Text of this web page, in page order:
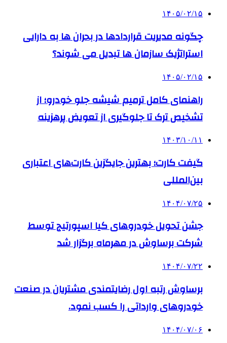
۱۴۰۵/۰۲/۱۵
چگونه مدیریت قراردادها در بحران ها به دارایی
استراتژیک سازمان ها تبدیل می شوند؟
۱۴۰۵/۰۲/۱۵
راهنمای کامل ترمیم شیشه جلو خودرو؛ از
تشخیص ترک تا جلوگیری از تعویض پرهزینه
۱۴۰۳/۱۰/۱۱
گیفت کارت؛ بهترین جایگزین کارت‌های اعتباری
بین‌المللی
۱۴۰۴/۰۷/۲۵
جشن تحویل خودروهای کیا اسپورتیج توسط
شرکت برساوش در مهرماه برگزار شد
۱۴۰۴/۰۷/۲۲
برساوش رتبه اول رضایتمندی مشتریان در صنعت
خودروهای وارداتی را کسب نمود.
۱۴۰۴/۰۷/۰۶